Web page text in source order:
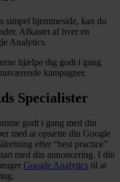
simpel hjemmeside, kan du
Afkastet af hver en
Analytics.
hjælpe dig godt i gang
kampagner.
Specialister
godt i gang med din
med at opsætte din Google
efter “best practice”
med din annoncering. I din
Google Analytics til at